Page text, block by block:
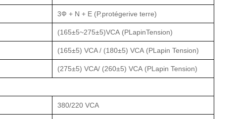
3Ф + N + E (P.protégerive terre)
(165±5~275±5)VCA (PLapinTension)
(165±5) VCA / (180±5) VCA (PLapin Tension)
(275±5) VCA/ (260±5) VCA (PLapin Tension)
380/220 VCA